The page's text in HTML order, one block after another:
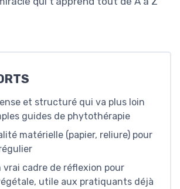
et structuré qui va plus loin
guides de phytothérapie
matérielle (papier, reliure) pour
vrai cadre de réflexion pour
utile aux pratiquants déjà